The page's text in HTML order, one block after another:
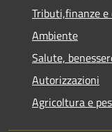
Tributi,finanze
Ambiente
Salute,
Autorizzazioni
Agricoltura e